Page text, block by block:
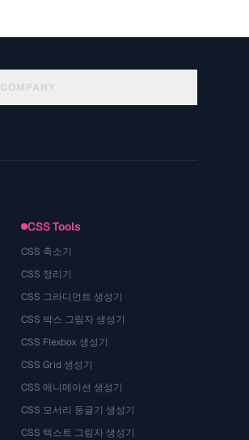
COMPANY
CSS Tools
CSS 축소기
CSS 정리기
CSS 그라디언트 생성기
CSS 박스 그림자 생성기
CSS Flexbox 생성기
CSS Grid 생성기
CSS 애니메이션 생성기
CSS 모서리 둥글기 생성기
CSS 텍스트 그림자 생성기